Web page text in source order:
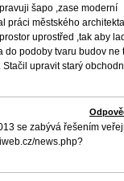
šapo ,zase moderní
práci městského
uprostřed ,tak aby
do podoby tvaru budov ne
upravit starý
se zabývá řešením
news.php?